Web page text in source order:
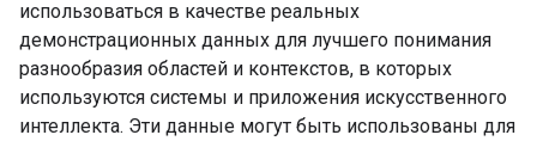
использоваться в качестве реальных
демонстрационных данных для лучшего понимания
разнообразия областей и контекстов, в которых
используются системы и приложения искусственного
интеллекта. Эти данные могут быть использованы для